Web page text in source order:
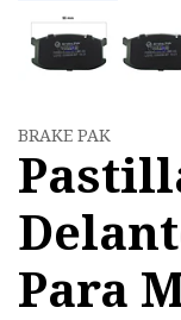
BRAKE PAK
Para